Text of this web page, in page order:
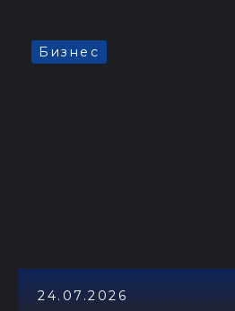
Бизнес
24.07.2026